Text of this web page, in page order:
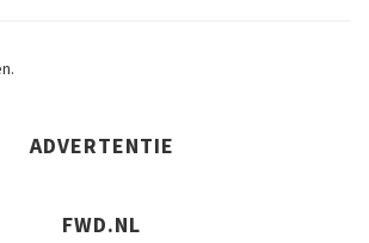
ADVERTENTIE
FWD.NL